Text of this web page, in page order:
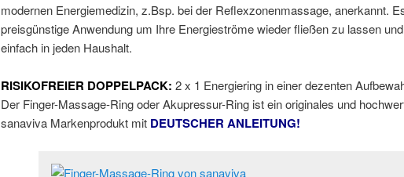
modernen Energiemedizin, z.Bsp. bei der Reflexzonenmassage, anerkannt.
preisgünstige Anwendung um Ihre Energieströme wieder fließen zu lassen
einfach in jeden Haushalt.
RISIKOFREIER DOPPELPACK: 2 x 1 Energiering in einer dezenten
Der Finger-Massage-Ring oder Akupressur-Ring ist ein originales und
sanaviva Markenprodukt mit DEUTSCHER ANLEITUNG!